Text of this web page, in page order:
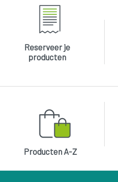
Reserveer je
producten
Producten A-Z